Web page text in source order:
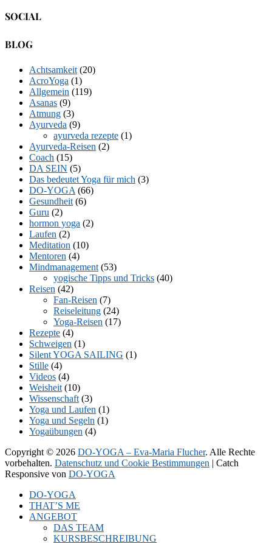
SOCIAL
Facebook
Twitter
E-
LinkedIn
YouTube
Instagram
BLOG
Achtsamkeit (20)
AcroYoga (1)
Allgemein (119)
Asanas (9)
Atmung (3)
Ayurveda (9)
ayurveda rezepte (1)
Ayurveda-Reisen (2)
Coach (15)
DA SEIN (5)
Das bedeutet Yoga für mich (3)
DO-YOGA (66)
Gesundheit (6)
Guru (2)
hormon yoga (2)
Laufen (2)
Meditation (10)
Mentoren (4)
Mindmanagement (53)
yogische Tipps und Tricks (40)
Reisen (42)
Fan-Reisen (7)
Reiseleitung (24)
Yoga-Reisen (17)
Rezepte (4)
Schweigen (1)
Silent YOGA SAILING (1)
Stille (4)
Videos (4)
Weisheit (10)
Wissenschaft (3)
Yoga und Laufen (1)
Yoga und Segeln (1)
Yogaübungen (4)
Copyright © 2026 DO-YOGA – Eva-Maria Flucher. Alle Rechte
vorbehalten. Datenschutz und Cookie Bestimmungen | Catch
Responsive von DO-YOGA
oben
scrollen
DO-YOGA
THAT’S ME
ANGEBOT
DAS TEAM
KURSBESCHREIBUNG